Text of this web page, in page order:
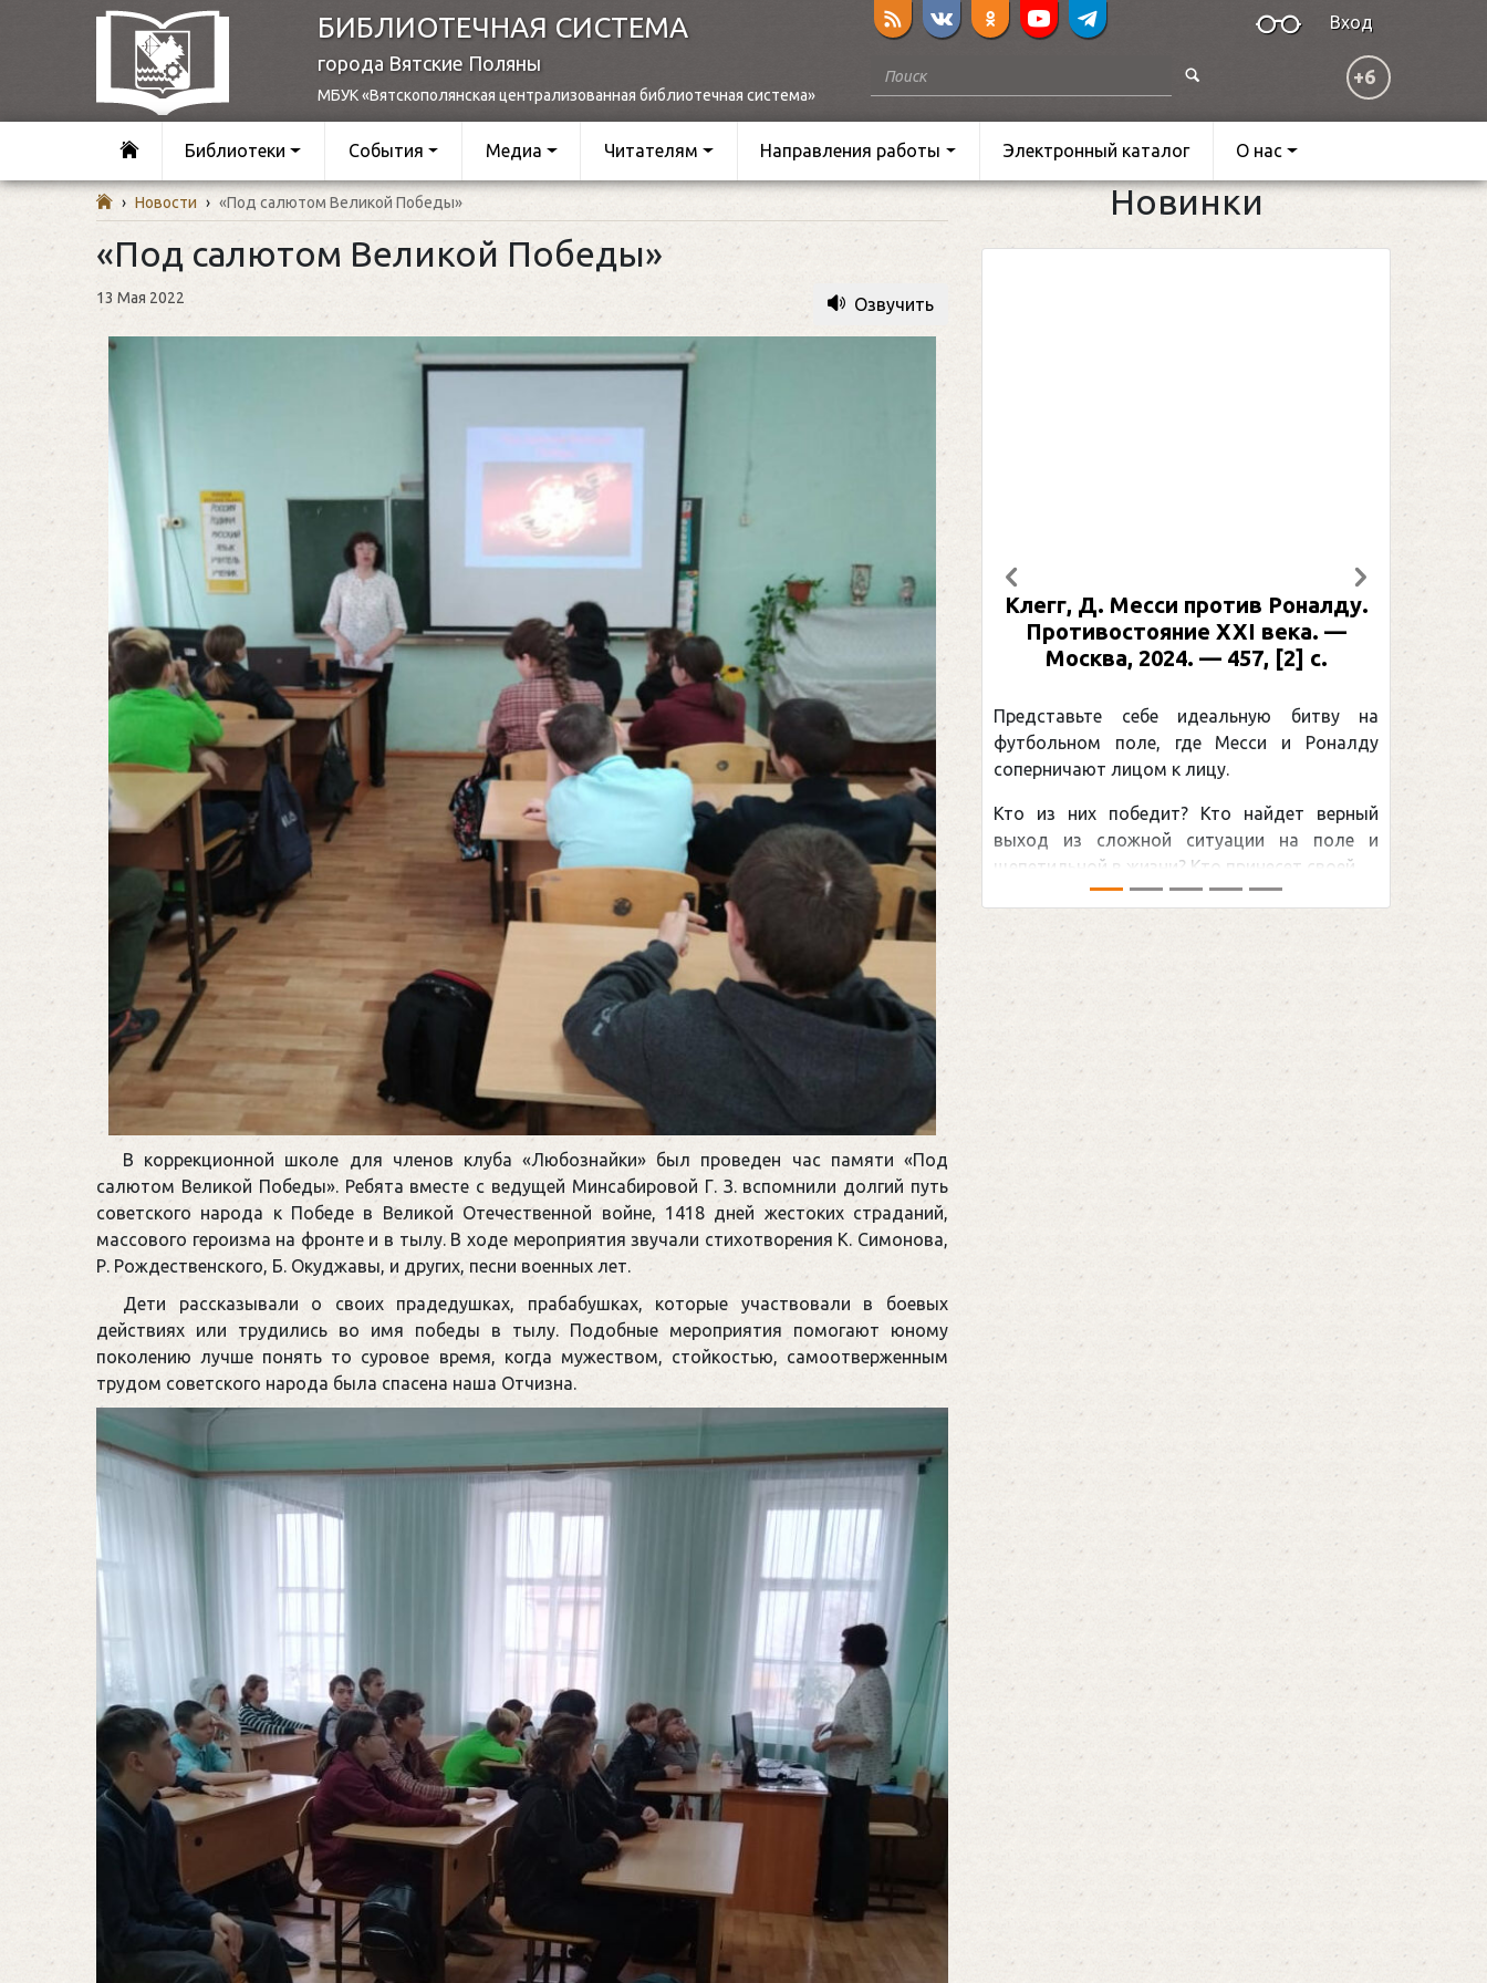
БИБЛИОТЕЧНАЯ СИСТЕМА
города Вятские Поляны
МБУК «Вятскополянская централизованная библиотечная система»
Вход
+6
Библиотеки События Медиа Читателям Направления работы Электронный каталог О нас
› Новости › «Под салютом Великой Победы»
«Под салютом Великой Победы»
13 Мая 2022 Озвучить
В коррекционной школе для членов клуба «Любознайки» был проведен час памяти «Под
салютом Великой Победы». Ребята вместе с ведущей Минсабировой Г. З. вспомнили долгий путь
советского народа к Победе в Великой Отечественной войне, 1418 дней жестоких страданий,
массового героизма на фронте и в тылу. В ходе мероприятия звучали стихотворения К. Симонова,
Р. Рождественского, Б. Окуджавы, и других, песни военных лет.
Дети рассказывали о своих прадедушках, прабабушках, которые участвовали в боевых
действиях или трудились во имя победы в тылу. Подобные мероприятия помогают юному
поколению лучше понять то суровое время, когда мужеством, стойкостью, самоотверженным
трудом советского народа была спасена наша Отчизна.
Новинки
Клегг, Д. Месси против Роналду.
Противостояние XXI века. —
Москва, 2024. — 457, [2] с.
Представьте себе идеальную битву на
футбольном поле, где Месси и Роналду
соперничают лицом к лицу.
Кто из них победит? Кто найдет верный
выход из сложной ситуации на поле и
щепетильной в жизни? Кто принесет своей ...
Рабинер, И. Я. Александр Овечкин
: иллюстрированная биография. —
Москва, 2024 (макет 2025). — 133,
Спорт)
принадлежит великому канадцу Уэйну
Гретцки, — едва ли не самая обсуждаемая
хоккейная тема последних лет в мире.Перед
сезоном Национальной хоккейной лиги — ...
Предыдущий Следующий